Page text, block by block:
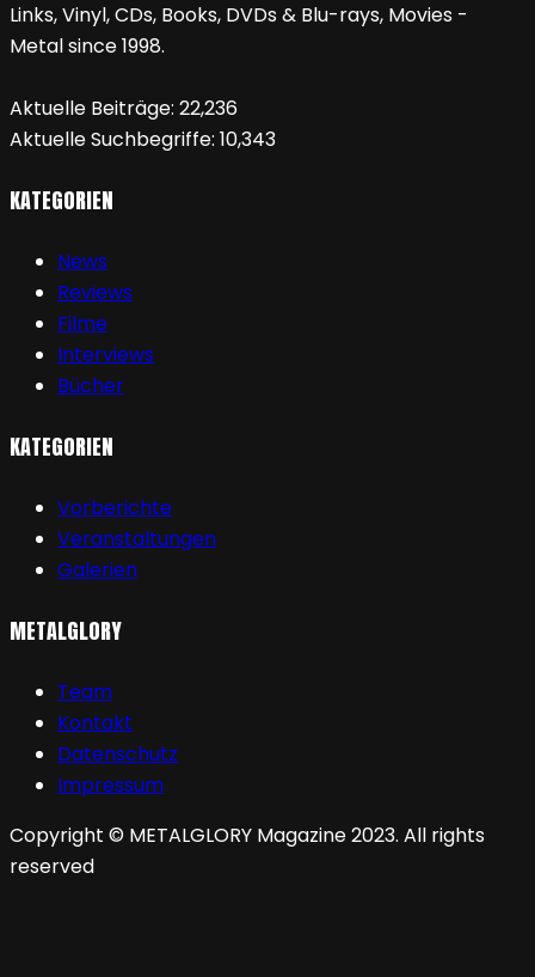
Links, Vinyl, CDs, Books, DVDs & Blu-rays, Movies -
Metal since 1998.
Aktuelle Beiträge: 22,236
Aktuelle Suchbegriffe: 10,343
KATEGORIEN
News
Reviews
Filme
Interviews
Bücher
KATEGORIEN
Vorberichte
Veranstaltungen
Galerien
METALGLORY
Team
Kontakt
Datenschutz
Impressum
Copyright © METALGLORY Magazine 2023. All rights
reserved